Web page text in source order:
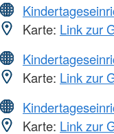
Karte: Link zur
Karte: Link zur
Karte: Link zur